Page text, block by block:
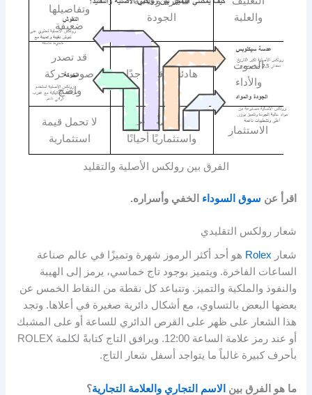
والعلبة
الجودة
وتفاصيلها
ضعيفة
الصوت
والأداء
هادئة ودقيقة جدًا
قد تصدر
صوت حركة
واضح
الاستثمار
تعتبر أصلًا فاخرًا
واستثماريًا أحيانًا
لا تحمل قيمة
استثمارية
الفرق بين رولكس الأصلية والتقليد
اقرأ عن سوق السوداء الخفي وأسراره.
شعار رولكس التقليدي
شعار Rolex هو أحد أكثر الرموز شهرة وتميزًا في عالم صناعة
الساعات الفاخرة. ويتميز بوجود تاج خماسي، يرمز إلى الهيبة
والنفوذ والملكية والتميز. وتتباعد كل نقطة من النقاط الخمس عن
بعضها البعض بالتساوي، مع أشكال دائرية صغيرة في أعلاها. وتجد
هذا الشعار على ظهر على القرص الدائري للساعة أو على المشبك
أو عند رمز علامة الساعة 12:00. ويرافق التاج كتابةً لكلمة ROLEX
بأحرف كبيرة غالباً ما يتواجد أسفل شعار التاج.
ما هو الفرق بين الاسم التجاري والعلامة التجارية؟